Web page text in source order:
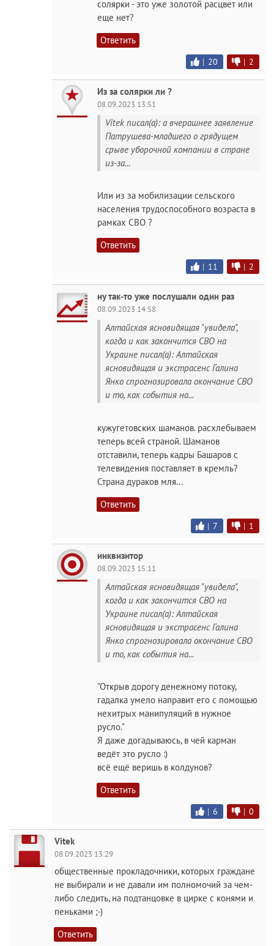
солярки - это уже золотой расцвет или
еще нет?
Ответить
| 20 | 2
Из за солярки ли ?
08.09.2023 13:51
Vitek писал(а): а вчерашнее заявление
Патрушева-младшего о грядущем
срыве уборочной компании в стране
из-за...
Или из за мобилизации сельского
населения трудоспособного возраста в
рамках СВО ?
Ответить
| 11 | 2
ну так-то уже послушали один раз
08.09.2023 14:58
Алтайская ясновидящая "увидела",
когда и как закончится СВО на
Украине писал(а): Алтайская
ясновидящая и экстрасенс Галина
Янко спрогнозировала окончание СВО
и то, как события на...
кужугетовских шаманов. расхлебываем
теперь всей страной. Шаманов
отставили, теперь кадры Башаров с
телевидения поставляет в кремль?
Страна дураков мля...
Ответить
| 7 | 1
инквизитор
08.09.2023 15:11
Алтайская ясновидящая "увидела",
когда и как закончится СВО на
Украине писал(а): Алтайская
ясновидящая и экстрасенс Галина
Янко спрогнозировала окончание СВО
и то, как события на...
"Открыв дорогу денежному потоку,
гадалка умело направит его с помощью
нехитрых манипуляций в нужное
русло."
Я даже догадываюсь, в чей карман
ведёт это русло :)
всё ещё веришь в колдунов?
Ответить
| 6 | 0
Vitek
08.09.2023 13:29
общественные прокладочники, которых граждане
не выбирали и не давали им полномочий за чем-
либо следить, на подтанцовке в цирке с конями и
пеньками ;-)
Ответить